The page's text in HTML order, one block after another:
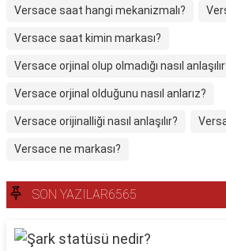
Versace saat hangi mekanizmalı?
Versace saat kimin markası?
Versace orjinal olup olmadığı nasıl
Versace orjinal olduğunu nasıl anlarız?
Versace orijinalliği nasıl anlaşılır?
Versace ne markası?
SON YAZILAR6565